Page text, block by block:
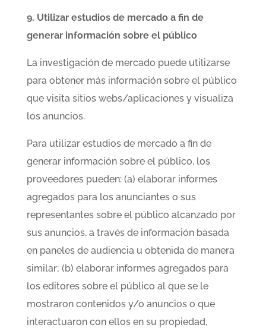
9. Utilizar estudios de mercado a fin de
generar información sobre el público
La investigación de mercado puede utilizarse
para obtener más información sobre el público
que visita sitios webs/aplicaciones y visualiza
los anuncios.
Para utilizar estudios de mercado a fin de
generar información sobre el público, los
proveedores pueden: (a) elaborar informes
agregados para los anunciantes o sus
representantes sobre el público alcanzado por
sus anuncios, a través de información basada
en paneles de audiencia u obtenida de manera
similar; (b) elaborar informes agregados para
los editores sobre el público al que se le
mostraron contenidos y/o anuncios o que
interactuaron con ellos en su propiedad,